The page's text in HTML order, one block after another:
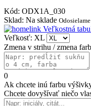
Kód: ODX1A_030
Sklad: Na sklade
Veľkostná
Veľkosť: XL
Zmena v strihu / zmena
0
Ak chcete inú farbu
Chcete dovyšívať niečo